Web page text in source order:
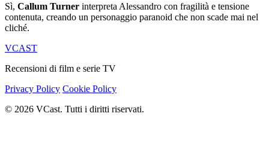
Sì, Callum Turner interpreta Alessandro con fragilità e tensione
contenuta, creando un personaggio paranoid che non scade mai nel
cliché.
VCAST
Recensioni di film e serie TV
Privacy Policy Cookie Policy
© 2026 VCast. Tutti i diritti riservati.